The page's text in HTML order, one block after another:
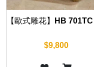
$9,800